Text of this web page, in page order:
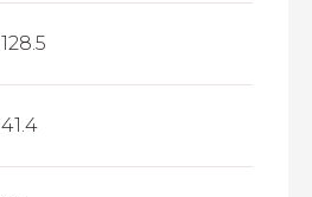
128.5
41.4